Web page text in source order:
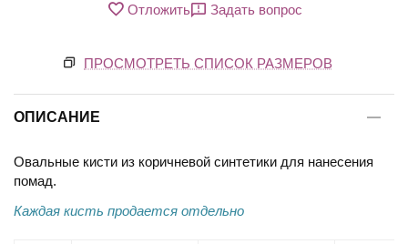
Отложить Задать вопрос
ПРОСМОТРЕТЬ СПИСОК РАЗМЕРОВ
ОПИСАНИЕ
Овальные кисти из коричневой синтетики для нанесения
помад.
Каждая кисть продается отдельно